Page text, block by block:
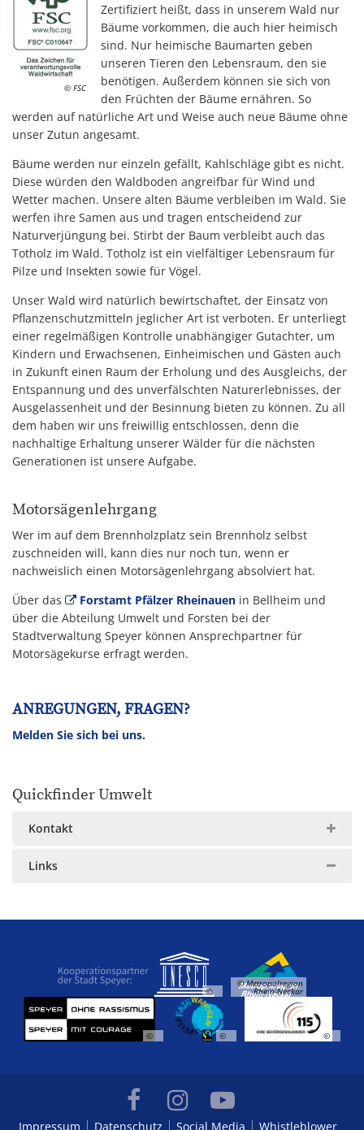
© FSC
Zertifiziert heißt, dass in unserem Wald nur
Bäume vorkommen, die auch hier heimisch
sind. Nur heimische Baumarten geben
unseren Tieren den Lebensraum, den sie
benötigen. Außerdem können sie sich von
den Früchten der Bäume ernähren. So
werden auf natürliche Art und Weise auch neue Bäume ohne
unser Zutun angesamt.
Bäume werden nur einzeln gefällt, Kahlschläge gibt es nicht.
Diese würden den Waldboden angreifbar für Wind und
Wetter machen. Unsere alten Bäume verbleiben im Wald. Sie
werfen ihre Samen aus und tragen entscheidend zur
Naturverjüngung bei. Stirbt der Baum verbleibt auch das
Totholz im Wald. Totholz ist ein vielfältiger Lebensraum für
Pilze und Insekten sowie für Vögel.
Unser Wald wird natürlich bewirtschaftet, der Einsatz von
Pflanzenschutzmitteln jeglicher Art ist verboten. Er unterliegt
einer regelmäßigen Kontrolle unabhängiger Gutachter, um
Kindern und Erwachsenen, Einheimischen und Gästen auch
in Zukunft einen Raum der Erholung und des Ausgleichs, der
Entspannung und des unverfälschten Naturerlebnisses, der
Ausgelassenheit und der Besinnung bieten zu können. Zu all
dem haben wir uns freiwillig entschlossen, denn die
nachhaltige Erhaltung unserer Wälder für die nächsten
Generationen ist unsere Aufgabe.
Motorsägenlehrgang
Wer im auf dem Brennholzplatz sein Brennholz selbst
zuschneiden will, kann dies nur noch tun, wenn er
nachweislich einen Motorsägenlehrgang absolviert hat.
Über das
Forstamt Pfälzer Rheinauen in Bellheim und
über die Abteilung Umwelt und Forsten bei der
Stadtverwaltung Speyer können Ansprechpartner für
Motorsägekurse erfragt werden.
ANREGUNGEN, FRAGEN?
Melden Sie sich bei uns.
Quickfinder Umwelt
Kontakt
Links
©
© Metropolregion
Rhein-Neckar
© © ©
Impressum Datenschutz Social Media Whistleblower